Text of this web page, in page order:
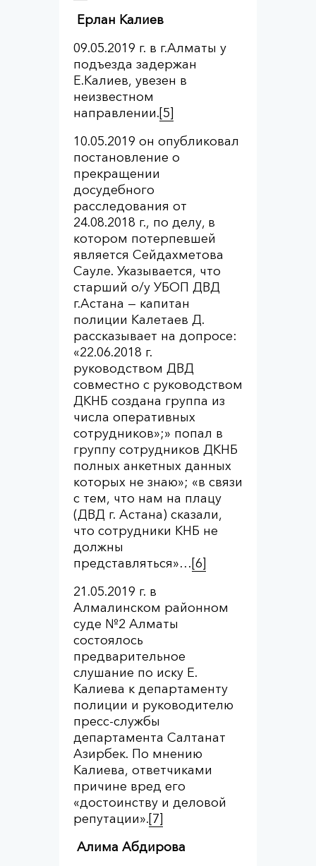
Ерлан Калиев
09.05.2019 г. в г.Алматы у
подъезда задержан
Е.Калиев, увезен в
неизвестном
направлении.[5]
10.05.2019 он опубликовал
постановление о
прекращении
досудебного
расследования от
24.08.2018 г., по делу, в
котором потерпевшей
является Сейдахметова
Сауле. Указывается, что
старший о/у УБОП ДВД
г.Астана — капитан
полиции Калетаев Д.
рассказывает на допросе:
«22.06.2018 г.
руководством ДВД
совместно с руководством
ДКНБ создана группа из
числа оперативных
сотрудников»;» попал в
группу сотрудников ДКНБ
полных анкетных данных
которых не знаю»; «в связи
с тем, что нам на плацу
(ДВД г. Астана) сказали,
что сотрудники КНБ не
должны
представляться»…[6]
21.05.2019 г. в
Алмалинском районном
суде №2 Алматы
состоялось
предварительное
слушание по иску Е.
Калиева к департаменту
полиции и руководителю
пресс-службы
департамента Салтанат
Азирбек. По мнению
Калиева, ответчиками
причине вред его
«достоинству и деловой
репутации».[7]
Алима Абдирова